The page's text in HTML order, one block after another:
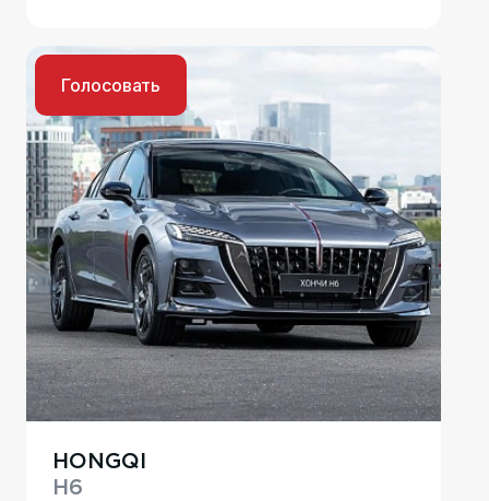
Голосовать
HONGQI
H6